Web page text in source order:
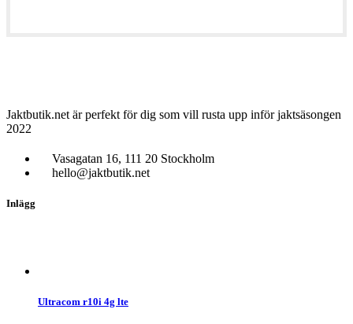
Jaktbutik.net är perfekt för dig som vill rusta upp inför jaktsäsongen
2022
Vasagatan 16, 111 20 Stockholm
hello@jaktbutik.net
Inlägg
Ultracom r10i 4g lte